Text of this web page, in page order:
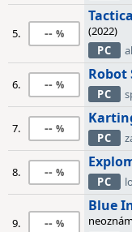
5. --
(2022)
PC
6. --
Robot
PC
7. --
PC
8. --
PC
9. --
Blue